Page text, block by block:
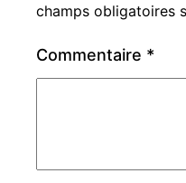
champs obligatoires
Commentaire *